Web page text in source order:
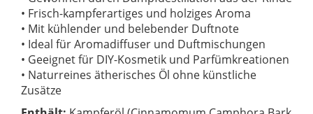
• Frisch-kampferartiges und holziges Aroma
• Mit kühlender und belebender Duftnote
• Ideal für Aromadiffuser und Duftmischungen
• Geeignet für DIY-Kosmetik und Parfümkreationen
• Naturreines ätherisches Öl ohne künstliche
Zusätze